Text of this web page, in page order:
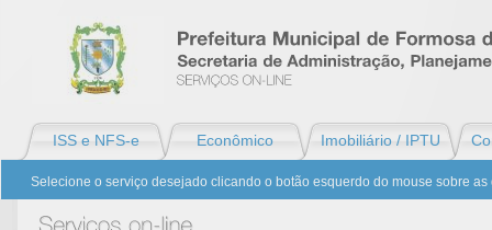
ISS e NFS-e Econômico Imobiliário / IPTU
Selecione o serviço desejado clicando o botão esquerdo do mouse sobre as